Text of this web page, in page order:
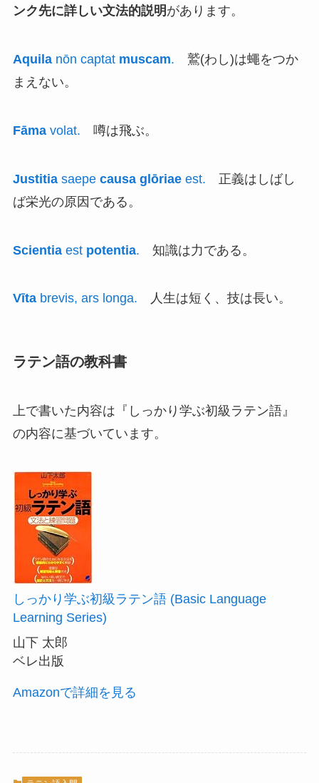
ンク先に詳しい文法的説明 があります。
Aquilanōn captat muscam. 鷲(わし)は蠅をつか
まえない。
Fāma volat. 噂は飛ぶ。
Justitiasaepe causa glōriaeest. 正義はしばし
ば栄光の原因である。
Scientiaest potentia. 知識は力である。
Vītabrevis, ars longa. 人生は短く、技は長い。
ラテン語の教科書
上で書いた内容は『しっかり学ぶ初級ラテン語』
の内容に基づいています。
しっかり学ぶ初級ラテン語 (Basic Language
Learning Series)
山下 太郎
ベレ出版
Amazonで詳細を見る